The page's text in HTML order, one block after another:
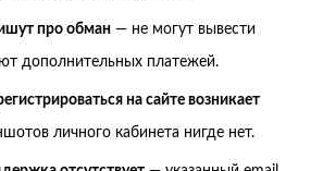
про обман — не могут вывести
дополнительных платежей.
на сайте возникает
личного кабинета нигде нет.